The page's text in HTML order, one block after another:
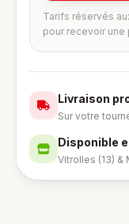
Tarifs réservés
pour recevoir
Livraison
Sur votre
Disponible
Vitrolles (13) &